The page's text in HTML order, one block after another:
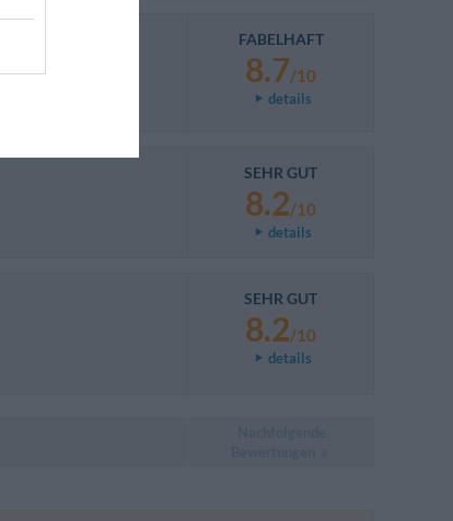
FABELHAFT
8.7/10
details
SEHR GUT
8.2/10
details
SEHR GUT
8.2/10
details